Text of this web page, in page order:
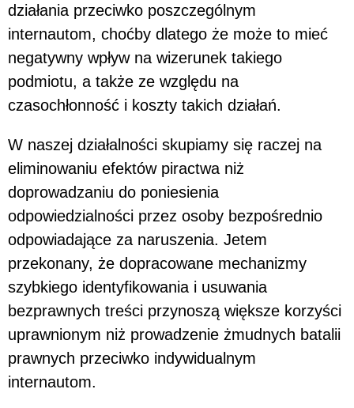
działania przeciwko poszczególnym
internautom, choćby dlatego że może to mieć
negatywny wpływ na wizerunek takiego
podmiotu, a także ze względu na
czasochłonność i koszty takich działań.
W naszej działalności skupiamy się raczej na
eliminowaniu efektów piractwa niż
doprowadzaniu do poniesienia
odpowiedzialności przez osoby bezpośrednio
odpowiadające za naruszenia. Jetem
przekonany, że dopracowane mechanizmy
szybkiego identyfikowania i usuwania
bezprawnych treści przynoszą większe korzyści
uprawnionym niż prowadzenie żmudnych batalii
prawnych przeciwko indywidualnym
internautom.